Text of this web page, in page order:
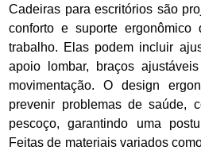
Cadeiras para escritórios são
conforto e suporte ergonômico
trabalho. Elas podem incluir
apoio lombar, braços
movimentação. O design
prevenir problemas de saúde,
pescoço, garantindo uma
Feitas de materiais variados